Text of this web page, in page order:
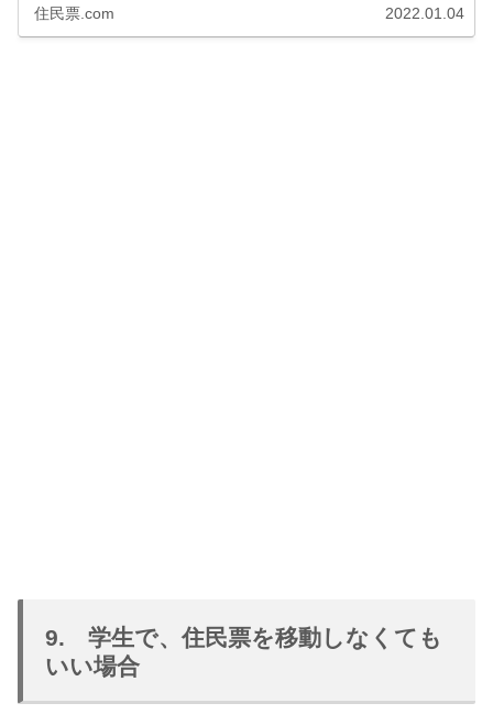
住民票.com 2022.01.04
9. 学生で、住民票を移動しなくても
いい場合